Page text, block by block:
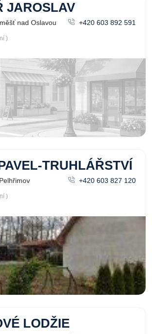
JAROSLAV
nad Oslavou
+420 603 892 591
)
TRUHLÁŘSTVÍ
+420 603 827 120
)
LODŽIE